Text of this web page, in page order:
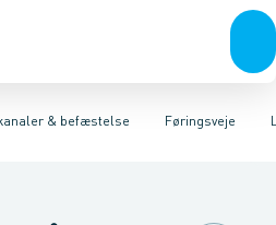
& befæstelse
lampeudtagForgreningsmateriel
Føringsveje
for gulvInstallationskanaler
kabelbakkeMontageplade til